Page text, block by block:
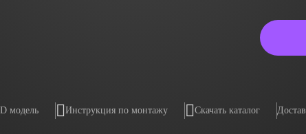
модель Инструкция по монтажу Скачать каталог